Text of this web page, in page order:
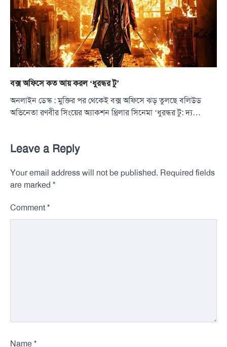
বক্স অফিসে কত আয় করল ‘ধুরন্ধর টু’
অনলাইন ডেস্ক : মুক্তির পর থেকেই বক্স অফিসে ঝড় তুলছে বলিউড
অভিনেতা রণবীর সিংয়ের অ্যাকশন থ্রিলার সিনেমা ‘ধুরন্ধর টু: দ্য…
Leave a Reply
Your email address will not be published. Required fields
are marked *
Comment *
Name *